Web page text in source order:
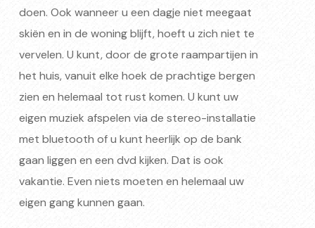
doen. Ook wanneer u een dagje niet meegaat
skiën en in de woning blijft, hoeft u zich niet te
vervelen. U kunt, door de grote raampartijen in
het huis, vanuit elke hoek de prachtige bergen
zien en helemaal tot rust komen. U kunt uw
eigen muziek afspelen via de stereo-installatie
met bluetooth of u kunt heerlijk op de bank
gaan liggen en een dvd kijken. Dat is ook
vakantie. Even niets moeten en helemaal uw
eigen gang kunnen gaan.